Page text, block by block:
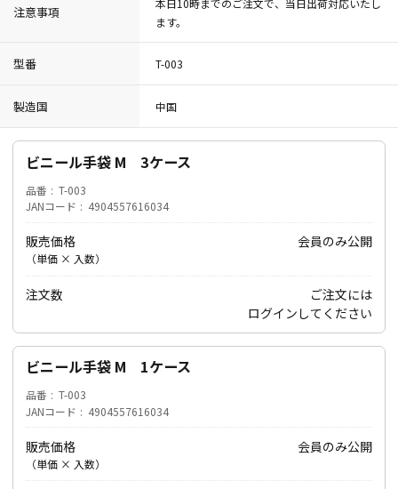
注意事項
本日10時までのご注文で、当日出荷対応いたし
ます。
型番 T-003
製造国 中国
ビニール手袋 M 3ケース
品番
T-003
JANコード
4904557616034
販売価格
（単価 × 入数）
会員のみ公開
注文数
ご注文には
ログイン してください
ビニール手袋 M 1ケース
品番
T-003
JANコード
4904557616034
販売価格
（単価 × 入数）
会員のみ公開